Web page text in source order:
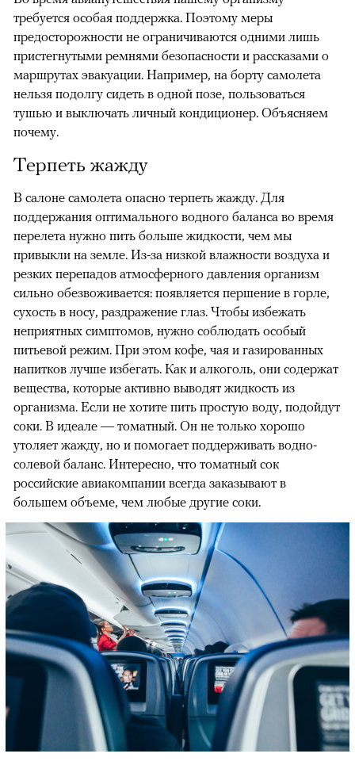
требуется особая поддержка. Поэтому меры
предосторожности не ограничиваются одними лишь
пристегнутыми ремнями безопасности и рассказами о
маршрутах эвакуации. Например, на борту самолета
нельзя подолгу сидеть в одной позе, пользоваться
тушью и выключать личный кондиционер. Объясняем
почему.
Терпеть жажду
В салоне самолета опасно терпеть жажду. Для
поддержания оптимального водного баланса во время
перелета нужно пить больше жидкости, чем мы
привыкли на земле. Из-за низкой влажности воздуха и
резких перепадов атмосферного давления организм
сильно обезвоживается: появляется першение в горле,
сухость в носу, раздражение глаз. Чтобы избежать
неприятных симптомов, нужно соблюдать особый
питьевой режим. При этом кофе, чая и газированных
напитков лучше избегать. Как и алкоголь, они содержат
вещества, которые активно выводят жидкость из
организма. Если не хотите пить простую воду, подойдут
соки. В идеале — томатный. Он не только хорошо
утоляет жажду, но и помогает поддерживать водно-
солевой баланс. Интересно, что томатный сок
российские авиакомпании всегда заказывают в
большем объеме, чем любые другие соки.